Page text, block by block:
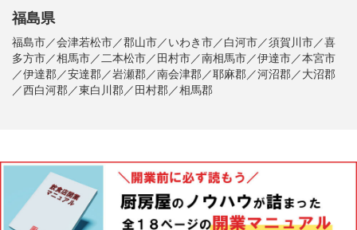
福島県
福島市／会津若松市／郡山市／いわき市／白河市／須賀川市／喜
多方市／相馬市／二本松市／田村市／南相馬市／伊達市／本宮市
／伊達郡／安達郡／岩瀬郡／南会津郡／耶麻郡／河沼郡／大沼郡
／西白河郡／東白川郡／田村郡／相馬郡